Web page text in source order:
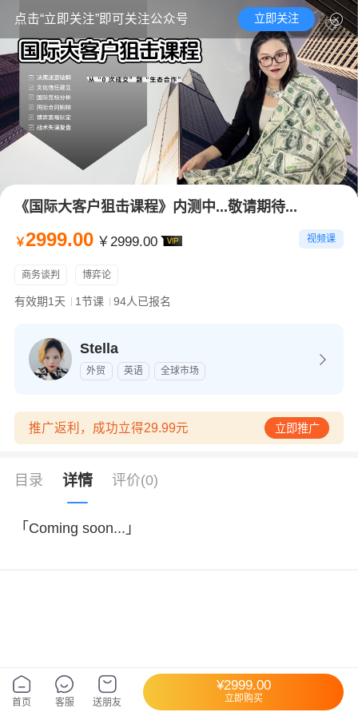
点击“立即关注”即可关注公众号 立即关注
《国际大客户狙击课程》内测中...敬请期待...
￥2999.00 ￥2999.00 视频课
商务谈判 博弈论
有效期1天 1节课 94人已报名
Stella
外贸 英语 全球市场
推广返利，成功立得29.99元 立即推广
目录 详情 评价(0)
「Coming soon...」
首页 客服 送朋友
¥2999.00
立即购买